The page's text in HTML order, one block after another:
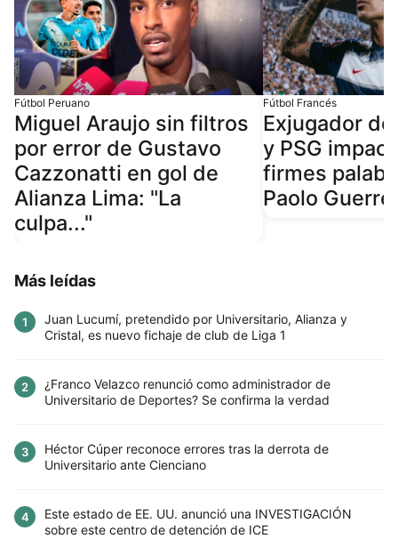
Fútbol Peruano
Miguel Araujo sin filtros
por error de Gustavo
Cazzonatti en gol de
Alianza Lima: "La
culpa..."
Fútbol Francés
Exjugador
y PSG
firmes
Paolo
Más leídas
1
Juan Lucumí, pretendido por Universitario, Alianza y
Cristal, es nuevo fichaje de club de Liga 1
2
¿Franco Velazco renunció como administrador de
Universitario de Deportes? Se confirma la verdad
3
Héctor Cúper reconoce errores tras la derrota de
Universitario ante Cienciano
4
Este estado de EE. UU. anunció una INVESTIGACIÓN
sobre este centro de detención de ICE